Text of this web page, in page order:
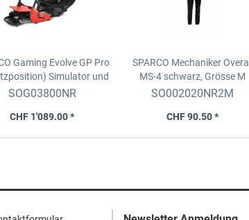
Gaming Evolve GP Pro
Simulator und
GP Sitz schwarz
SOG03800NR
CHF 1'089.00 *
SPARCO Mechaniker Overall
MS-4 schwarz, Grösse M
SO002020NR2M
CHF 90.50 *